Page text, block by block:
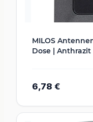
MILOS
Dose |
6,78 €